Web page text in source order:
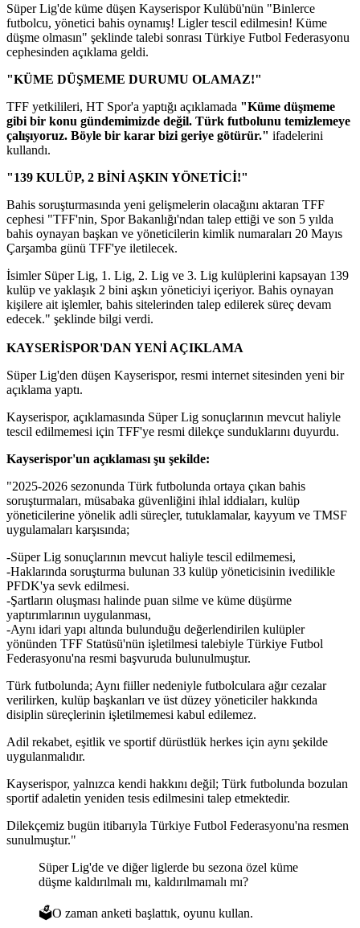
Süper Lig'de küme düşen Kayserispor Kulübü'nün "Binlerce
futbolcu, yönetici bahis oynamış! Ligler tescil edilmesin! Küme
düşme olmasın" şeklinde talebi sonrası Türkiye Futbol Federasyonu
cephesinden açıklama geldi.
"KÜME DÜŞMEME DURUMU OLAMAZ!"
TFF yetkilileri, HT Spor'a yaptığı açıklamada "Küme düşmeme
gibi bir konu gündemimizde değil. Türk futbolunu temizlemeye
çalışıyoruz. Böyle bir karar bizi geriye götürür." ifadelerini
kullandı.
"139 KULÜP, 2 BİNİ AŞKIN YÖNETİCİ!"
Bahis soruşturmasında yeni gelişmelerin olacağını aktaran TFF
cephesi "TFF'nin, Spor Bakanlığı'ndan talep ettiği ve son 5 yılda
bahis oynayan başkan ve yöneticilerin kimlik numaraları 20 Mayıs
Çarşamba günü TFF'ye iletilecek.
İsimler Süper Lig, 1. Lig, 2. Lig ve 3. Lig kulüplerini kapsayan 139
kulüp ve yaklaşık 2 bini aşkın yöneticiyi içeriyor. Bahis oynayan
kişilere ait işlemler, bahis sitelerinden talep edilerek süreç devam
edecek." şeklinde bilgi verdi.
KAYSERİSPOR'DAN YENİ AÇIKLAMA
Süper Lig'den düşen Kayserispor, resmi internet sitesinden yeni bir
açıklama yaptı.
Kayserispor, açıklamasında Süper Lig sonuçlarının mevcut haliyle
tescil edilmemesi için TFF'ye resmi dilekçe sunduklarını duyurdu.
Kayserispor'un açıklaması şu şekilde:
"2025-2026 sezonunda Türk futbolunda ortaya çıkan bahis
soruşturmaları, müsabaka güvenliğini ihlal iddiaları, kulüp
yöneticilerine yönelik adli süreçler, tutuklamalar, kayyum ve TMSF
uygulamaları karşısında;
-Süper Lig sonuçlarının mevcut haliyle tescil edilmemesi,
-Haklarında soruşturma bulunan 33 kulüp yöneticisinin ivedilikle
PFDK'ya sevk edilmesi.
-Şartların oluşması halinde puan silme ve küme düşürme
yaptırımlarının uygulanması,
-Aynı idari yapı altında bulunduğu değerlendirilen kulüpler
yönünden TFF Statüsü'nün işletilmesi talebiyle Türkiye Futbol
Federasyonu'na resmi başvuruda bulunulmuştur.
Türk futbolunda; Aynı fiiller nedeniyle futbolculara ağır cezalar
verilirken, kulüp başkanları ve üst düzey yöneticiler hakkında
disiplin süreçlerinin işletilmemesi kabul edilemez.
Adil rekabet, eşitlik ve sportif dürüstlük herkes için aynı şekilde
uygulanmalıdır.
Kayserispor, yalnızca kendi hakkını değil; Türk futbolunda bozulan
sportif adaletin yeniden tesis edilmesini talep etmektedir.
Dilekçemiz bugün itibarıyla Türkiye Futbol Federasyonu'na resmen
sunulmuştur."
Süper Lig'de ve diğer liglerde bu sezona özel küme
düşme kaldırılmalı mı, kaldırılmamalı mı?
🗳️O zaman anketi başlattık, oyunu kullan.